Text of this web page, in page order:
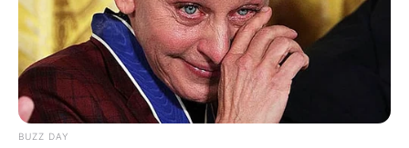
Diletakkan Tidak Sesuai
Tempatnya
Pernah Ada, Melukis
Meme Hingga Memahat
Pokemon
BUZZ DAY